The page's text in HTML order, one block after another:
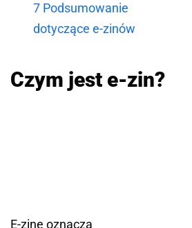
7 Podsumowanie
dotyczące e-zinów
Czym jest e-zin?
E-zine oznacza